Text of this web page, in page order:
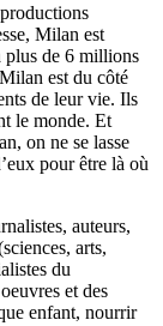
Milan est
plus de 6 millions
est du côté
de leur vie. Ils
le monde. Et
on ne se lasse
pour être là où
auteurs,
arts,
du
et des
enfant, nourrir